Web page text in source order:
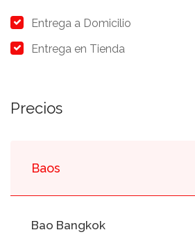
Entrega a Domicilio
Entrega en Tienda
Precios
Baos
Bao Bangkok